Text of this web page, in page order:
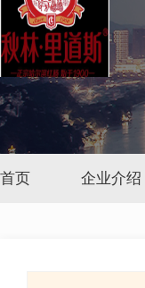
首页 企业介绍